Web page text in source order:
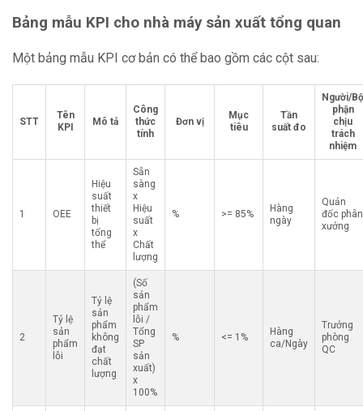
Bảng mẫu KPI cho nhà máy sản xuất tổng quan
Một bảng mẫu KPI cơ bản có thể bao gồm các cột sau:
STT
Tên
KPI
Mô tả
Công
thức
tính
Đơn vị
Mục
tiêu
Tần
suất đo
Người/Bộ
phận
chịu
trách
nhiệm
1 OEE
Hiệu
suất
thiết
bị
tổng
thể
Sẵn
sàng
x
Hiệu
suất
x
Chất
lượng
% >= 85%
Hàng
ngày
Quản
đốc phân
xưởng
2
Tỷ lệ
sản
phẩm
lỗi
Tỷ lệ
sản
phẩm
không
đạt
chất
lượng
(Số
sản
phẩm
lỗi /
Tổng
SP
sản
xuất)
x
100%
% <= 1%
Hàng
ca/Ngày
Trưởng
phòng
QC